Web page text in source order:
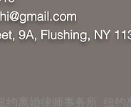
约离婚律师事务所 纽约